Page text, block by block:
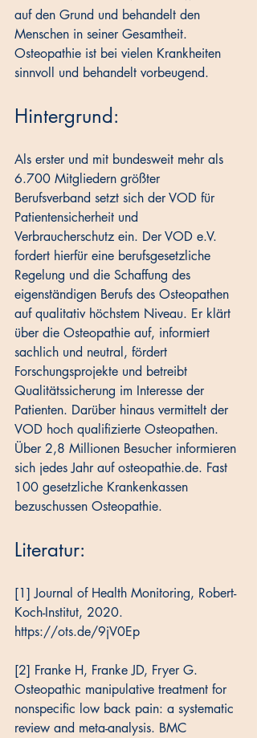
auf den Grund und behandelt den
Menschen in seiner Gesamtheit.
Osteopathie ist bei vielen Krankheiten
sinnvoll und behandelt vorbeugend.
Hintergrund:
Als erster und mit bundesweit mehr als
6.700 Mitgliedern größter
Berufsverband setzt sich der VOD für
Patientensicherheit und
Verbraucherschutz ein. Der VOD e.V.
fordert hierfür eine berufsgesetzliche
Regelung und die Schaffung des
eigenständigen Berufs des Osteopathen
auf qualitativ höchstem Niveau. Er klärt
über die Osteopathie auf, informiert
sachlich und neutral, fördert
Forschungsprojekte und betreibt
Qualitätssicherung im Interesse der
Patienten. Darüber hinaus vermittelt der
VOD hoch qualifizierte Osteopathen.
Über 2,8 Millionen Besucher informieren
sich jedes Jahr auf osteopathie.de. Fast
100 gesetzliche Krankenkassen
bezuschussen Osteopathie.
Literatur:
[1] Journal of Health Monitoring, Robert-
Koch-Institut, 2020.
https://ots.de/9jV0Ep
[2] Franke H, Franke JD, Fryer G.
Osteopathic manipulative treatment for
nonspecific low back pain: a systematic
review and meta-analysis. BMC